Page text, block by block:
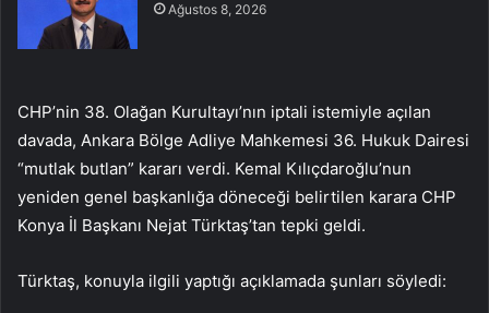
Ağustos 8, 2026
CHP’nin 38. Olağan Kurultayı’nın iptali istemiyle açılan
davada, Ankara Bölge Adliye Mahkemesi 36. Hukuk Dairesi
“mutlak butlan” kararı verdi. Kemal Kılıçdaroğlu’nun
yeniden genel başkanlığa döneceği belirtilen karara CHP
Konya İl Başkanı Nejat Türktaş’tan tepki geldi.
Türktaş, konuyla ilgili yaptığı açıklamada şunları söyledi: